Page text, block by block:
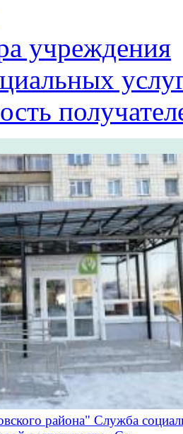
учреждения
района" Служба